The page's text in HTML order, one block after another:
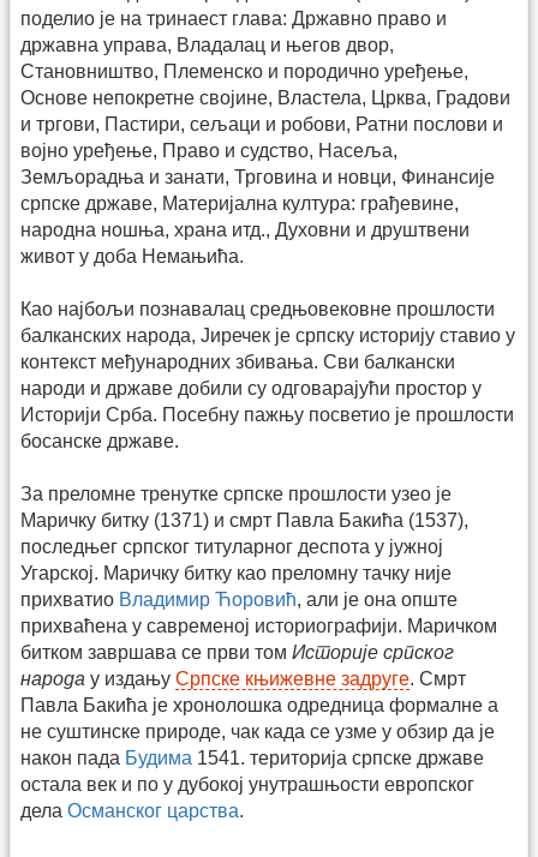
поделио је на тринаест глава: Државно право и
државна управа, Владалац и његов двор,
Становништво, Племенско и породично уређење,
Основе непокретне својине, Властела, Црква, Градови
и тргови, Пастири, сељаци и робови, Ратни послови и
војно уређење, Право и судство, Насеља,
Земљорадња и занати, Трговина и новци, Финансије
српске државе, Материјална култура: грађевине,
народна ношња, храна итд., Духовни и друштвени
живот у доба Немањића.
Као најбољи познавалац средњовековне прошлости
балканских народа, Јиречек је српску историју ставио у
контекст међународних збивања. Сви балкански
народи и државе добили су одговарајући простор у
Историји Срба. Посебну пажњу посветио је прошлости
босанске државе.
За преломне тренутке српске прошлости узео је
Маричку битку (1371) и смрт Павла Бакића (1537),
последњег српског титуларног деспота у јужној
Угарској. Маричку битку као преломну тачку није
прихватио Владимир Ћоровић, али је она опште
прихваћена у савременој историографији. Маричком
битком завршава се први том Историје српског
народа у издању Српске књижевне задруге. Смрт
Павла Бакића је хронолошка одредница формалне а
не суштинске природе, чак када се узме у обзир да је
након пада Будима 1541. територија српске државе
остала век и по у дубокој унутрашњости европског
дела Османског царства.